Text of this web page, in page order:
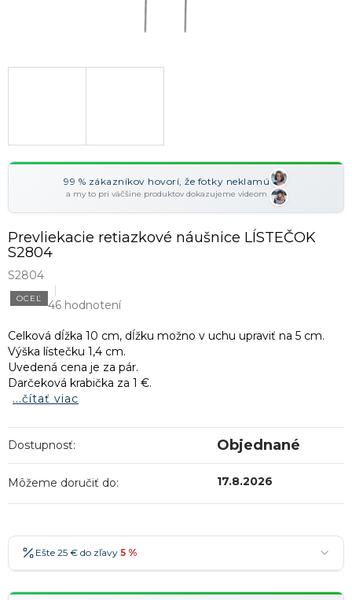
99 % zákazníkov hovorí, že fotky neklamú
a my to pri väčšine produktov dokazujeme videom
Prevliekacie retiazkové náušnice LÍSTEČOK
S2804
S2804
OCEĽ 46 hodnotení
Celková dĺžka 10 cm, dĺžku možno v uchu upraviť na 5 cm.
Výška lístečku 1,4 cm.
Uvedená cena je za pár.
Darčeková krabička za 1 €.
...čítať viac
Dostupnosť: Objednané
Môžeme doručiť do: 17.8.2026
Ešte 25 € do zľavy 5 %